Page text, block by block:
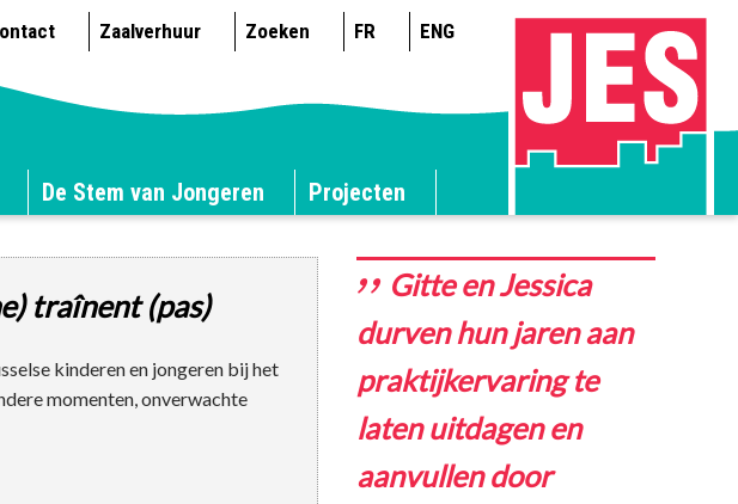
Zaalverhuur Zoeken FR ENG
De Stem van Jongeren
Projecten
traînent (pas)
kinderen en jongeren bij het
momenten, onverwachte
Gitte en Jessica
durven hun jaren aan
praktijkervaring te
laten uitdagen en
aanvullen door